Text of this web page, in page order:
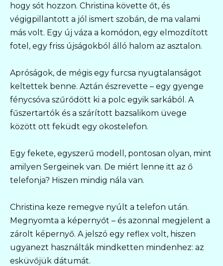
hogy sót hozzon. Christina követte őt, és
végigpillantott a jól ismert szobán, de ma valami
más volt. Egy új váza a komódon, egy elmozdított
fotel, egy friss újságokból álló halom az asztalon.
Apróságok, de mégis egy furcsa nyugtalanságot
keltettek benne. Aztán észrevette – egy gyenge
fénycsóva szűrődött ki a polc egyik sarkából. A
fűszertartók és a szárított bazsalikom üvege
között ott feküdt egy okostelefon.
Egy fekete, egyszerű modell, pontosan olyan, mint
amilyen Sergeinek van. De miért lenne itt az ő
telefonja? Hiszen mindig nála van.
Christina keze remegve nyúlt a telefon után.
Megnyomta a képernyőt – és azonnal megjelent a
zárolt képernyő. A jelszó egy reflex volt, hiszen
ugyanezt használták mindketten mindenhez: az
esküvőjük dátumát.